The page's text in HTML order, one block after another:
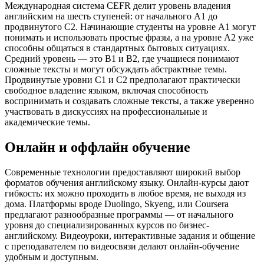
Международная система CEFR делит уровень владения
английским на шесть ступеней: от начального A1 до
продвинутого C2. Начинающие студенты на уровне A1 могут
понимать и использовать простые фразы, а на уровне A2 уже
способны общаться в стандартных бытовых ситуациях.
Средний уровень — это B1 и B2, где учащиеся понимают
сложные тексты и могут обсуждать абстрактные темы.
Продвинутые уровни C1 и C2 предполагают практически
свободное владение языком, включая способность
воспринимать и создавать сложные тексты, а также уверенно
участвовать в дискуссиях на профессиональные и
академические темы.
Онлайн и оффлайн обучение
Современные технологии предоставляют широкий выбор
форматов обучения английскому языку. Онлайн-курсы дают
гибкость: их можно проходить в любое время, не выходя из
дома. Платформы вроде Duolingo, Skyeng, или Coursera
предлагают разнообразные программы — от начального
уровня до специализированных курсов по бизнес-
английскому. Видеоуроки, интерактивные задания и общение
с преподавателем по видеосвязи делают онлайн-обучение
удобным и доступным.